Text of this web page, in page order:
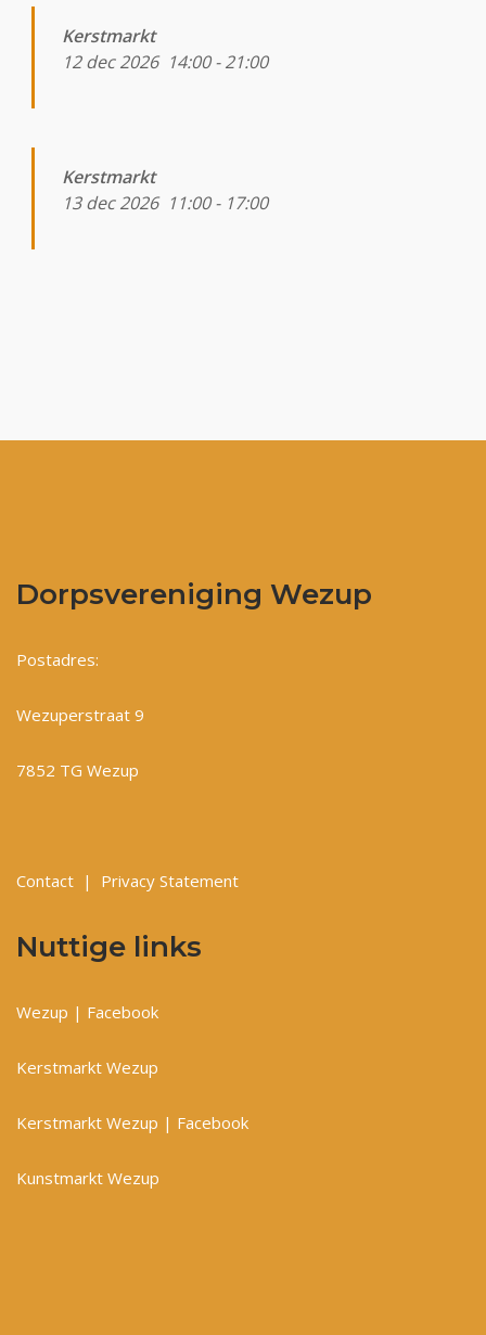
Kerstmarkt
12 dec 2026 14:00-21:00
Kerstmarkt
13 dec 2026 11:00- 17:00
Dorpsvereniging Wezup
Postadres:
Wezuperstraat 9
7852 TG Wezup
Contact | Privacy Statement
Nuttige links
Wezup | Facebook
Kerstmarkt Wezup
Kerstmarkt Wezup | Facebook
Kunstmarkt Wezup